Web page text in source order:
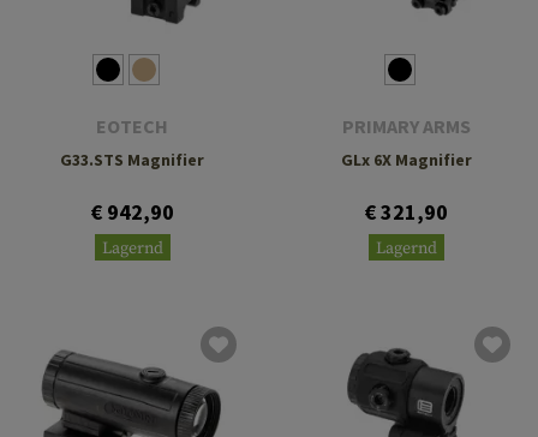
EOTECH
G33.STS Magnifier
€ 942,90
Lagernd
PRIMARY ARMS
GLx 6X Magnifier
€ 321,90
Lagernd